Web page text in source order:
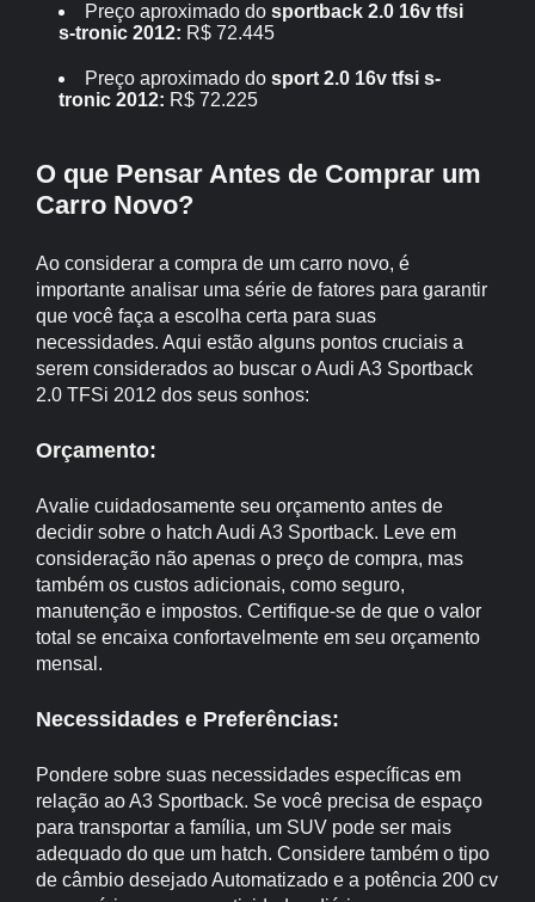
Preço aproximado dosportback 2.0 16v tfsi
s-tronic 2012: R$ 72.445
Preço aproximado dosport 2.0 16v tfsi s-
tronic 2012: R$ 72.225
O que Pensar Antes de Comprar um
Carro Novo?
Ao considerar a compra de um carro novo, é
importante analisar uma série de fatores para garantir
que você faça a escolha certa para suas
necessidades. Aqui estão alguns pontos cruciais a
serem considerados ao buscar o Audi A3 Sportback
2.0 TFSi 2012 dos seus sonhos:
Orçamento:
Avalie cuidadosamente seu orçamento antes de
decidir sobre o hatch Audi A3 Sportback. Leve em
consideração não apenas o preço de compra, mas
também os custos adicionais, como seguro,
manutenção e impostos. Certifique-se de que o valor
total se encaixa confortavelmente em seu orçamento
mensal.
Necessidades e Preferências:
Pondere sobre suas necessidades específicas em
relação ao A3 Sportback. Se você precisa de espaço
para transportar a família, um SUV pode ser mais
adequado do que um hatch. Considere também o tipo
de câmbio desejado Automatizado e a potência 200 cv